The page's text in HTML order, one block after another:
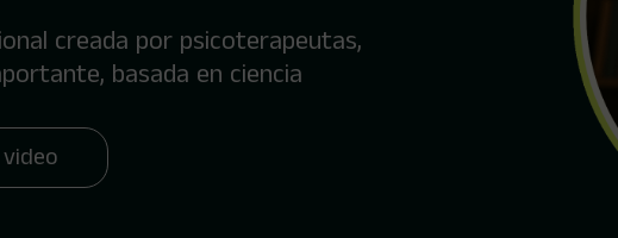
creada por psicoterapeutas,
basada en ciencia